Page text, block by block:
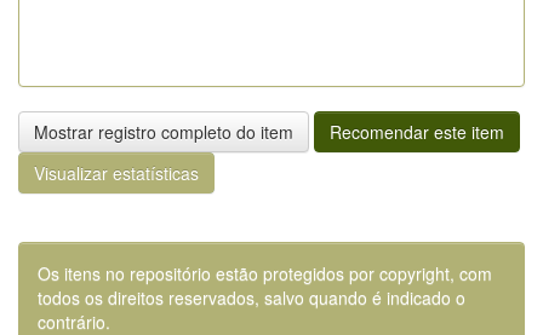
Mostrar registro completo do item
Recomendar este item
Visualizar estatísticas
Os itens no repositório estão protegidos por copyright, com
todos os direitos reservados, salvo quando é indicado o
contrário.